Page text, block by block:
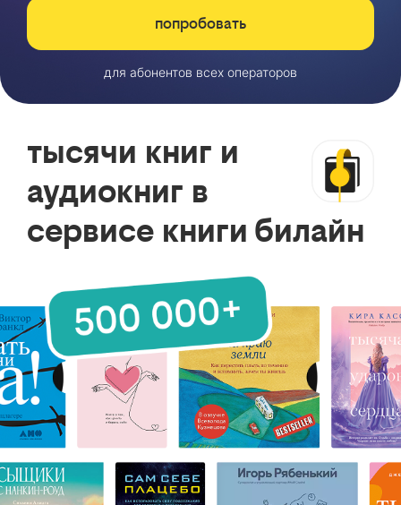
попробовать
для абонентов всех операторов
тысячи книг и
аудиокниг в
сервисе книги билайн